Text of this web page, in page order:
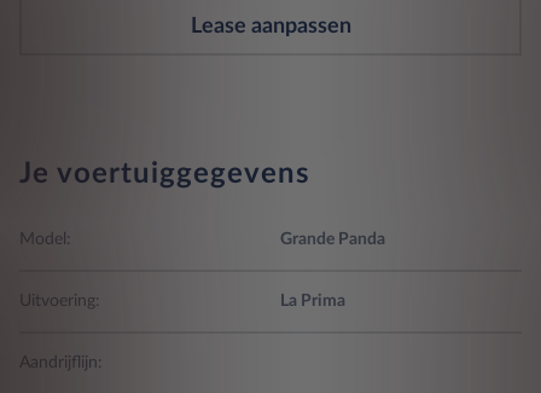
Lease aanpassen
Je voertuiggegevens
Model: Grande Panda
Uitvoering: La Prima
Aandrijflijn: